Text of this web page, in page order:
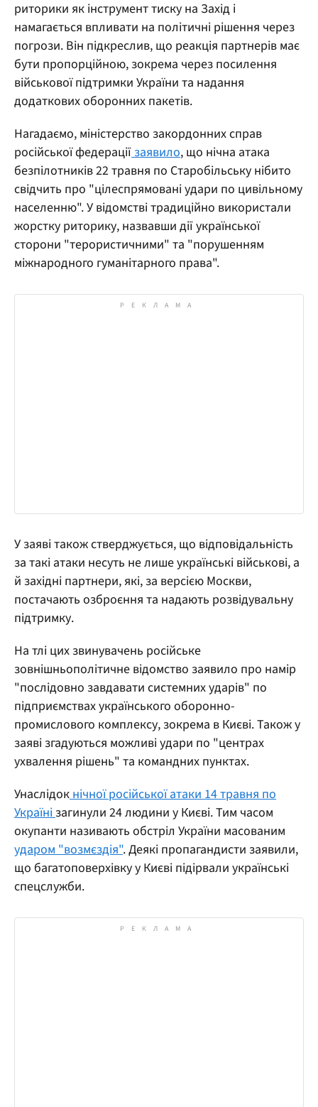
риторики як інструмент тиску на Захід і
намагається впливати на політичні рішення через
погрози. Він підкреслив, що реакція партнерів має
бути пропорційною, зокрема через посилення
військової підтримки України та надання
додаткових оборонних пакетів.
Нагадаємо, міністерство закордонних справ
російської федераціїзаявило, що нічна атака
безпілотників 22 травня по Старобільську нібито
свідчить про "цілеспрямовані удари по цивільному
населенню". У відомстві традиційно використали
жорстку риторику, назвавши дії української
сторони "терористичними" та "порушенням
міжнародного гуманітарного права".
У заяві також стверджується, що відповідальність
за такі атаки несуть не лише українські військові, а
й західні партнери, які, за версією Москви,
постачають озброєння та надають розвідувальну
підтримку.
На тлі цих звинувачень російське
зовнішньополітичне відомство заявило про намір
"послідовно завдавати системних ударів" по
підприємствах українського оборонно-
промислового комплексу, зокрема в Києві. Також у
заяві згадуються можливі удари по "центрах
ухвалення рішень" та командних пунктах.
Унаслідокнічної російської атаки 14 травня по
Українізагинули 24 людини у Києві. Тим часом
окупанти називають обстріл України масованим
ударом "возмєздія". Деякі пропагандисти заявили,
що багатоповерхівку у Києві підірвали українські
спецслужби.